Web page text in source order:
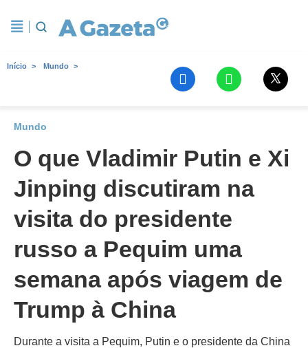
Início Mundo
Mundo
O que Vladimir Putin e Xi
Jinping discutiram na
visita do presidente
russo a Pequim uma
semana após viagem de
Trump à China
Durante a visita a Pequim, Putin e o presidente da China